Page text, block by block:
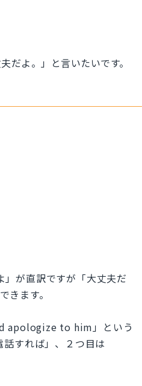
だよ。」と言いたいです。
が直訳ですが「大丈夫だ
ます。
apologize to him」という
すれば」、２つ目は